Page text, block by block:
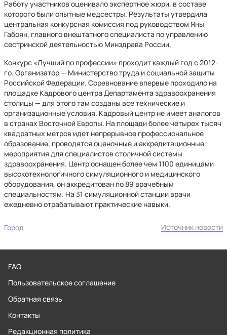
Работу участников оценивало экспертное жюри, в составе
которого были опытные медсестры. Результаты утвердила
центральная конкурсная комиссия под руководством Яны
Габоян, главного внештатного специалиста по управлению
сестринской деятельностью Минздрава России.
Конкурс «Лучший по профессии» проходит каждый год с 2012-
го. Организатор — Министерство труда и социальной защиты
Российской Федерации. Соревнование впервые проходило на
площадке Кадрового центра Департамента здравоохранения
столицы — для этого там созданы все технические и
организационные условия. Кадровый центр не имеет аналогов
в странах Восточной Европы. На площади более четырех тысяч
квадратных метров идет непрерывное профессиональное
образование, проводятся оценочные и аккредитационные
мероприятия для специалистов столичной системы
здравоохранения. Центр оснащен более чем 1100 единицами
высокотехнологичного симуляционного и медицинского
оборудования, он аккредитован по 89 врачебным
специальностям. На 31 симуляционной станции врачи
ежедневно отрабатывают практические навыки.
Город Источник новости
FAQ
Пользовательское соглашение
Обратная связь
Контакты
Редакционная политика